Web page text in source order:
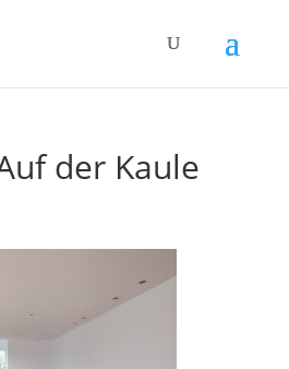
der Kaule